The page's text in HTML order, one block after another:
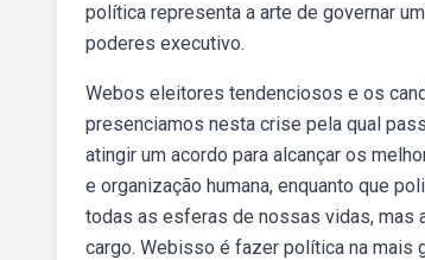
política representa a arte de governar
poderes executivo.
Webos eleitores tendenciosos e os
presenciamos nesta crise pela qual
atingir um acordo para alcançar os
e organização humana, enquanto que
todas as esferas de nossas vidas, mas
cargo. Webisso é fazer política na mais